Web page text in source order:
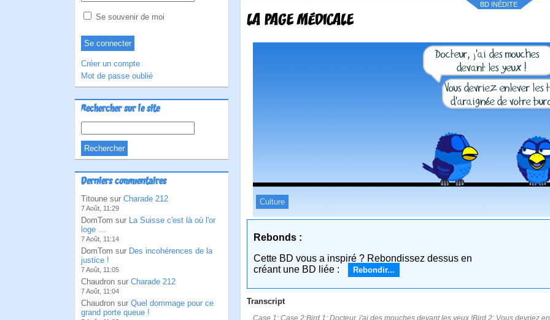
Se souvenir de moi
Créer un compte
Mot de passe oublié
Rechercher sur le site
Derniers commentaires
Titoune sur Charade 212
7 Août, 11:29
DomTom sur La Suisse c'est là où l'or
loge ...
7 Août, 11:14
DomTom sur Des incohérences de la
justice !
7 Août, 11:05
Chaudron sur Charade 212
7 Août, 11:04
Chaudron sur Quel dommage pour ce
grand porte queue !
BD INÉDITE
LA PAGE MÉDICALE
Culture
Rebonds :
Cette BD vous a inspiré ? Rebondissez dessus en
créant une BD liée :
Rebondir...
Transcript
Case 1: Case 2:Bird 1: Docteur, j'ai des mouches devant les yeux !Bird 2: Vous devriez